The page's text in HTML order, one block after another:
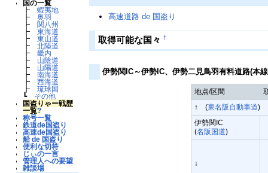
国の一覧
┣蝦夷地
┣奥羽
┣ 関八州
┣東海道
┣東山道
┣北陸道
┣畿内
┣ 山陰道
┣ 山陽道
┣南海道
┣西海道
┣琉球国
┗ その他
国盗りゃー戦歴
一覧?
称号一覧
鉄道de国盗り
高速de国盗り
船 de 国盗り
便利な切符
じぃの一言
管理人への要望
雑談場
高速道路 de 国盗り
取得可能な国々 †
伊勢関IC～伊勢IC、伊勢二見鳥羽有料道路(本
地点/区間
↑ (東名阪自動車道)
伊勢関IC
(名阪国道)
↓